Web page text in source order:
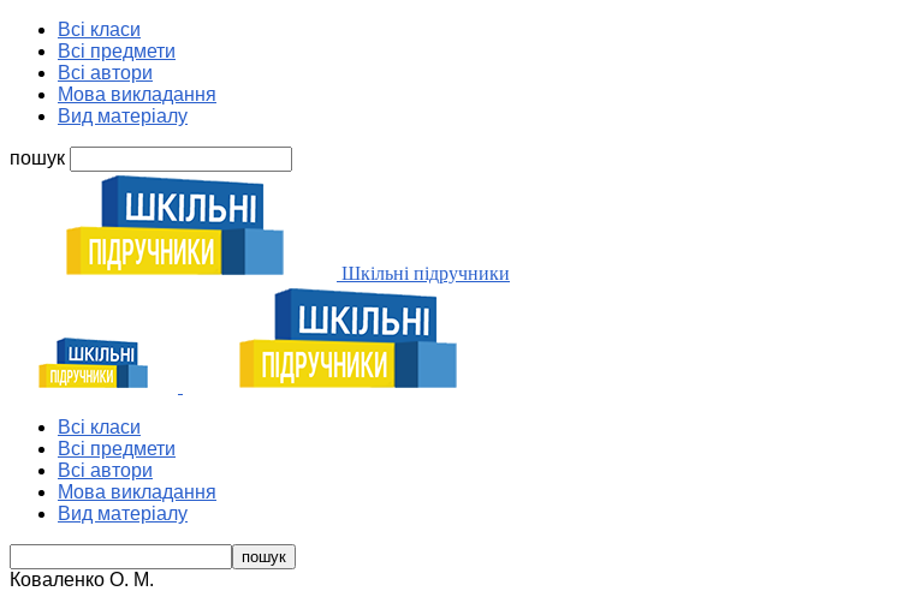
Всі класи
Всі предмети
Всі автори
Мова викладання
Вид матеріалу
пошук
Шкільні підручники
Всі класи
Всі предмети
Всі автори
Мова викладання
Вид матеріалу
Коваленко О. М.